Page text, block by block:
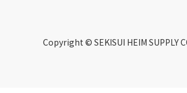
Copyright © SEKISUI HEIM SUPPLY